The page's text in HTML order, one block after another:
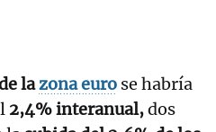
lazona euro se habría
2,4% interanual,dos